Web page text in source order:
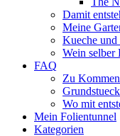
Damit
Meine
Kueche und
Wein selber
FAQ
Zu
Wo mit
Mein Folientunnel
Kategorien